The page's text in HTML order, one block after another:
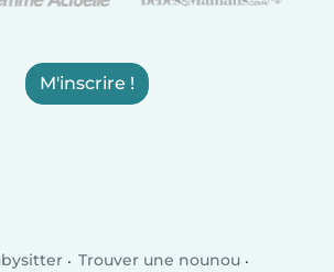
M'inscrire !
Trouver une nounou